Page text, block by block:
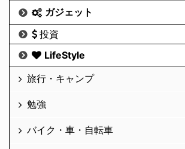
ガジェット
投資
LifeStyle
旅行・キャンプ
勉強
バイク・車・自転車